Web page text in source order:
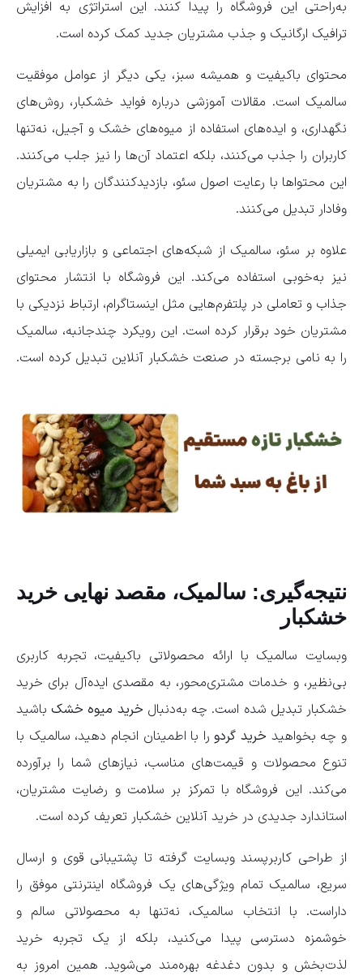
به‌راحتی این فروشگاه را پیدا کنند. این استراتژی به افزایش
ترافیک ارگانیک و جذب مشتریان جدید کمک کرده است.
محتوای باکیفیت و همیشه سبز، یکی دیگر از عوامل موفقیت
سالمیک است. مقالات آموزشی درباره فواید خشکبار، روش‌های
نگهداری، و ایده‌های استفاده از میوه‌های خشک و آجیل، نه‌تنها
کاربران را جذب می‌کنند، بلکه اعتماد آن‌ها را نیز جلب می‌کنند.
این محتواها با رعایت اصول سئو، بازدیدکنندگان را به مشتریان
وفادار تبدیل می‌کنند.
علاوه بر سئو، سالمیک از شبکه‌های اجتماعی و بازاریابی ایمیلی
نیز به‌خوبی استفاده می‌کند. این فروشگاه با انتشار محتوای
جذاب و تعاملی در پلتفرم‌هایی مثل اینستاگرام، ارتباط نزدیکی با
مشتریان خود برقرار کرده است. این رویکرد چندجانبه، سالمیک
را به نامی برجسته در صنعت خشکبار آنلاین تبدیل کرده است.
نتیجه‌گیری: سالمیک، مقصد نهایی خرید
خشکبار
وبسایت سالمیک با ارائه محصولاتی باکیفیت، تجربه کاربری
بی‌نظیر، و خدمات مشتری‌محور، به مقصدی ایده‌آل برای خرید
خشکبار تبدیل شده است. چه به‌دنبال خرید میوه خشکباشید
و چه بخواهید خرید گردورا با اطمینان انجام دهید، سالمیک با
تنوع محصولات و قیمت‌های مناسب، نیازهای شما را برآورده
می‌کند. این فروشگاه با تمرکز بر سلامت و رضایت مشتریان،
استاندارد جدیدی در خرید آنلاین خشکبار تعریف کرده است.
از طراحی کاربرپسند وبسایت گرفته تا پشتیبانی قوی و ارسال
سریع، سالمیک تمام ویژگی‌های یک فروشگاه اینترنتی موفق را
داراست. با انتخاب سالمیک، نه‌تنها به محصولاتی سالم و
خوشمزه دسترسی پیدا می‌کنید، بلکه از یک تجربه خرید
لذت‌بخش و بدون دغدغه بهره‌مند می‌شوید. همین امروز به